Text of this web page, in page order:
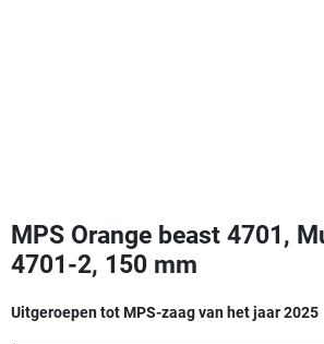
MPS Orange beast 4701,
4701-2, 150 mm
Uitgeroepen tot MPS-zaag van het jaar 2025